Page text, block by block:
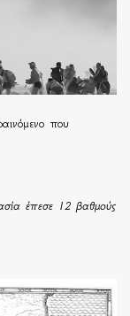
που
έπεσε 12 βαθμούς